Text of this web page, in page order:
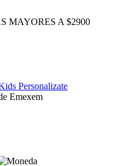
MAYORES A $2900
Personalizate